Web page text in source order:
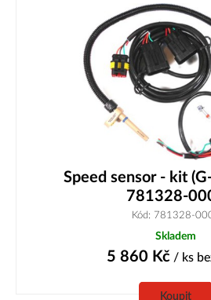
Speed sensor - kit
781328-
Kód: 781328-
Skladem
5 860 Kč/ ks
Koupit